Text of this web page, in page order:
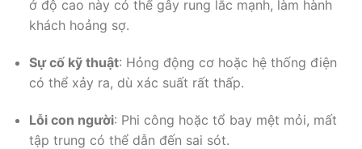
ở độ cao này có thể gây rung lắc mạnh, làm hành
khách hoảng sợ.
Sự cố kỹ thuật: Hỏng động cơ hoặc hệ thống điện
có thể xảy ra, dù xác suất rất thấp.
Lỗi con người: Phi công hoặc tổ bay mệt mỏi, mất
tập trung có thể dẫn đến sai sót.